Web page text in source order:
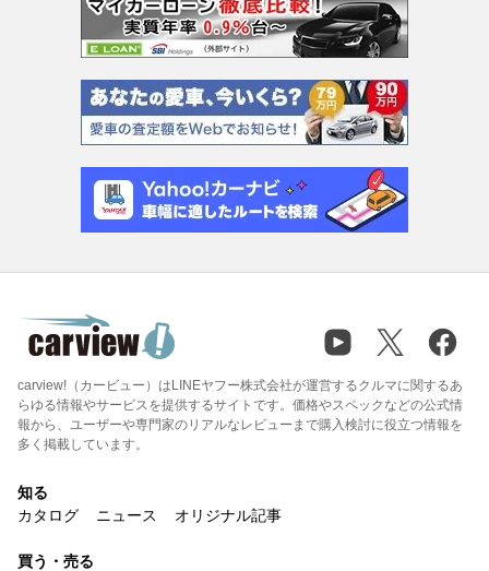
carview!（カービュー）はLINEヤフー株式会社が運営するクルマに関するあ
らゆる情報やサービスを提供するサイトです。価格やスペックなどの公式情
報から、ユーザーや専門家のリアルなレビューまで購入検討に役立つ情報を
多く掲載しています。
知る
カタログ
ニュース オリジナル記事
買う・売る